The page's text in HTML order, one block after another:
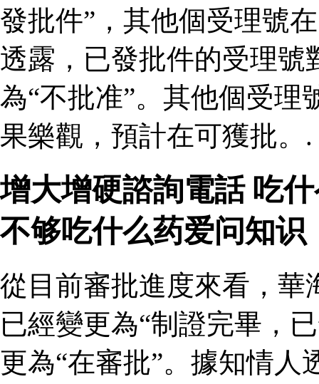
發批件”，其他個受理號
透露，已發批件的受理號
為“不批准”。其他個受理
果樂觀，預計在可獲批。.
增大增硬諮詢電話 吃
不够吃什么药爱问知识
從目前審批進度來看，華
已經變更為“制證完畢，
更為“在審批”。據知情